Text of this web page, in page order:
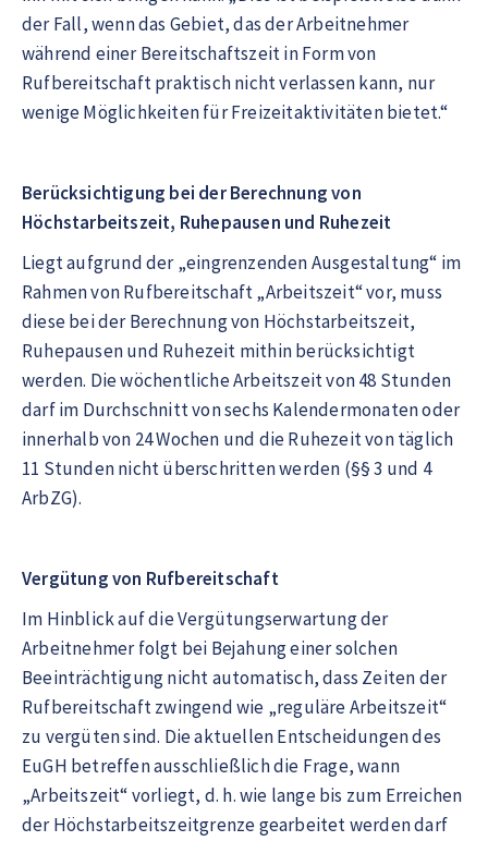
der Fall, wenn das Gebiet, das der Arbeitnehmer
während einer Bereitschaftszeit in Form von
Rufbereitschaft praktisch nicht verlassen kann, nur
wenige Möglichkeiten für Freizeitaktivitäten bietet.“
Berücksichtigung bei der Berechnung von
Höchstarbeitszeit, Ruhepausen und Ruhezeit
Liegt aufgrund der „eingrenzenden Ausgestaltung“ im
Rahmen von Rufbereitschaft „Arbeitszeit“ vor, muss
diese bei der Berechnung von Höchstarbeitszeit,
Ruhepausen und Ruhezeit mithin berücksichtigt
werden. Die wöchentliche Arbeitszeit von 48 Stunden
darf im Durchschnitt von sechs Kalendermonaten oder
innerhalb von 24 Wochen und die Ruhezeit von täglich
11 Stunden nicht überschritten werden (§§ 3 und 4
ArbZG).
Vergütung von Rufbereitschaft
Im Hinblick auf die Vergütungserwartung der
Arbeitnehmer folgt bei Bejahung einer solchen
Beeinträchtigung nicht automatisch, dass Zeiten der
Rufbereitschaft zwingend wie „reguläre Arbeitszeit“
zu vergüten sind. Die aktuellen Entscheidungen des
EuGH betreffen ausschließlich die Frage, wann
„Arbeitszeit“ vorliegt, d. h. wie lange bis zum Erreichen
der Höchstarbeitszeitgrenze gearbeitet werden darf